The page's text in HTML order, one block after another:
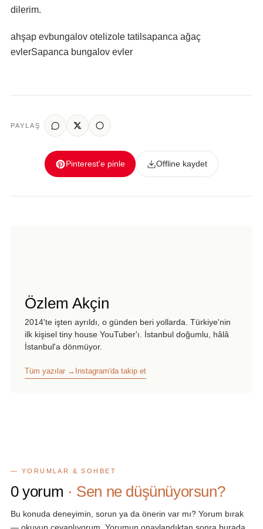
dilerim.
ahşap evbungalov otel izole tatil sapanca ağaç
evlerSapanca bungalov evler
PAYLAŞ
Pinterest'e pinle Offline kaydet
Özlem Akçin
2014'te işten ayrıldı, o günden beri yollarda. Türkiye'nin
ilk kişisel tiny house YouTuber'ı. İstanbul doğumlu, hâlâ
İstanbul'a dönmüyor.
Tüm yazılar → Instagram'da takip et
— YORUMLAR & SOHBET
0yorum · Sen ne düşünüyorsun?
Bu konuda deneyimin, sorun ya da önerin var mı? Yorum bırak